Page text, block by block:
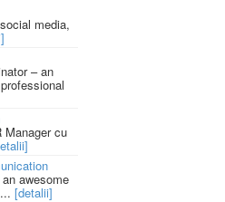
media,
– an
Manager cu
awesome
[detalii]